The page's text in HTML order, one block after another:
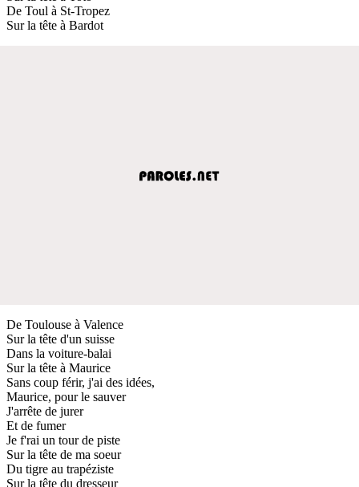
De Toul à St-Tropez
Sur la tête à Bardot
De Toulouse à Valence
Sur la tête d'un suisse
Dans la voiture-balai
Sur la tête à Maurice
Sans coup férir, j'ai des idées,
Maurice, pour le sauver
J'arrête de jurer
Et de fumer
Je f'rai un tour de piste
Sur la tête de ma soeur
Du tigre au trapéziste
Sur la tête du dresseur